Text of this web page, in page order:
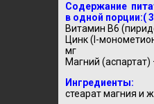
Содержание
в одной порции:(
Витамин В6
Цинк (l-
мг
Магний (аспартат)
Ингредиенты:
стеарат магния и